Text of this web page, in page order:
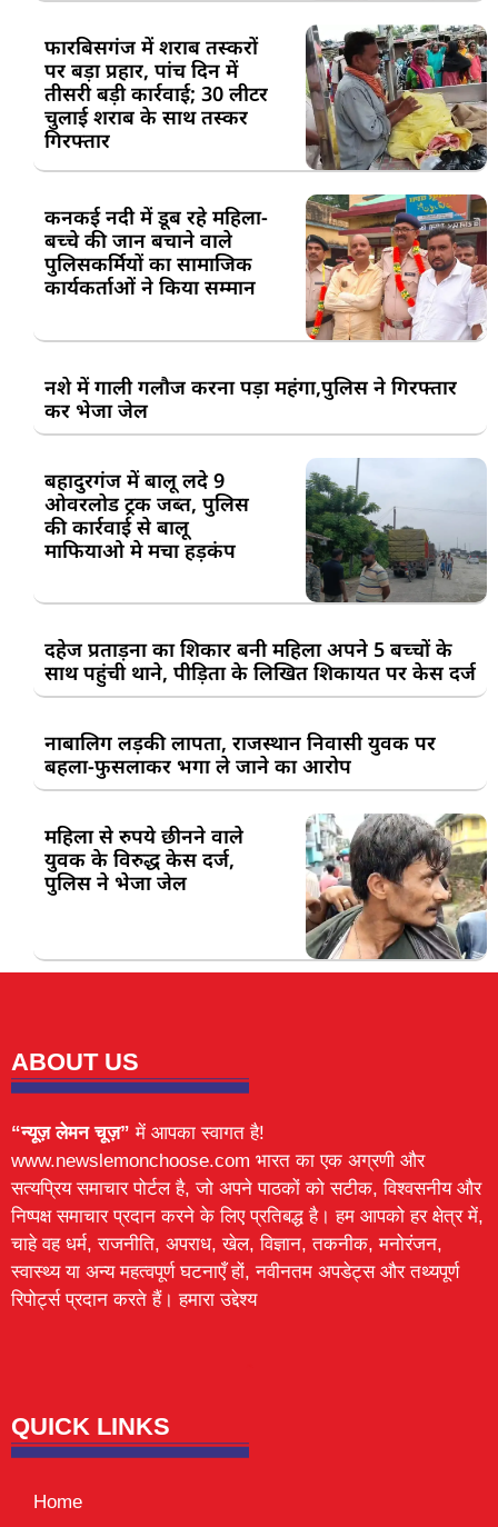
फारबिसगंज में शराब तस्करों
पर बड़ा प्रहार, पांच दिन में
तीसरी बड़ी कार्रवाई; 30 लीटर
चुलाई शराब के साथ तस्कर
गिरफ्तार
कनकई नदी में डूब रहे महिला-
बच्चे की जान बचाने वाले
पुलिसकर्मियों का सामाजिक
कार्यकर्ताओं ने किया सम्मान
नशे में गाली गलौज करना पड़ा महंगा,पुलिस ने गिरफ्तार
कर भेजा जेल
बहादुरगंज में बालू लदे 9
ओवरलोड ट्रक जब्त, पुलिस
की कार्रवाई से बालू
माफियाओ मे मचा हड़कंप
दहेज प्रताड़ना का शिकार बनी महिला अपने 5 बच्चों के
साथ पहुंची थाने, पीड़िता के लिखित शिकायत पर केस दर्ज
नाबालिग लड़की लापता, राजस्थान निवासी युवक पर
बहला-फुसलाकर भगा ले जाने का आरोप
महिला से रुपये छीनने वाले
युवक के विरुद्ध केस दर्ज,
पुलिस ने भेजा जेल
ABOUT US
“न्यूज़ लेमन चूज़” में आपका स्वागत है!
www.newslemonchoose.com भारत का एक अग्रणी और
सत्यप्रिय समाचार पोर्टल है, जो अपने पाठकों को सटीक, विश्वसनीय और
निष्पक्ष समाचार प्रदान करने के लिए प्रतिबद्ध है। हम आपको हर क्षेत्र में,
चाहे वह धर्म, राजनीति, अपराध, खेल, विज्ञान, तकनीक, मनोरंजन,
स्वास्थ्य या अन्य महत्वपूर्ण घटनाएँ हों, नवीनतम अपडेट्स और तथ्यपूर्ण
रिपोर्ट्स प्रदान करते हैं। हमारा उद्देश्य
QUICK LINKS
Home